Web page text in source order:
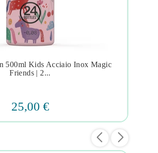
 
500ml Kids Acciaio Inox Magic
Friends | 2...
25,00 €